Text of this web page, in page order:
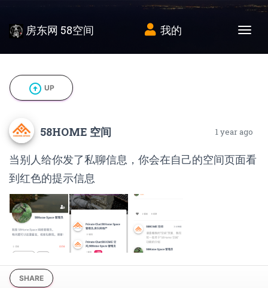
房东网 58空间 我的
arrow_circle_up UP
58HOME 空间 1 year ago
当别人给你发了私聊信息，你会在自己的空间页面看
到红色的提示信息
SHARE